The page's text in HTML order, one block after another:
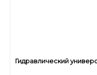
Гидравлический